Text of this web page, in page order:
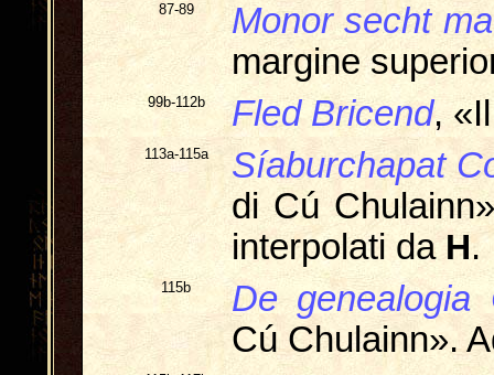
87-89
Monor secht
margine
99b-112b Fled Bricend,
113a-115a
Síaburchapat
di Cú
interpolati daH.
115b
De genealogia
Cú Chulainn».